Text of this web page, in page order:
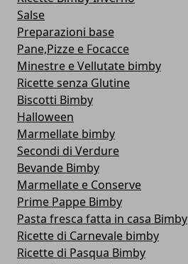
Salse
Preparazioni base
Pane,Pizze e Focacce
Minestre e Vellutate bimby
Ricette senza Glutine
Biscotti Bimby
Halloween
Marmellate bimby
Secondi di Verdure
Bevande Bimby
Marmellate e Conserve
Prime Pappe Bimby
Pasta fresca fatta in casa Bimby
Ricette di Carnevale bimby
Ricette di Pasqua Bimby